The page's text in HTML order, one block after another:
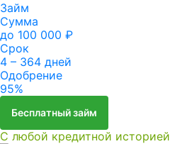
Займ
Сумма
до 100 000 ₽
Срок
4 – 364 дней
Одобрение
95%
Бесплатный займ
С любой кредитной историей